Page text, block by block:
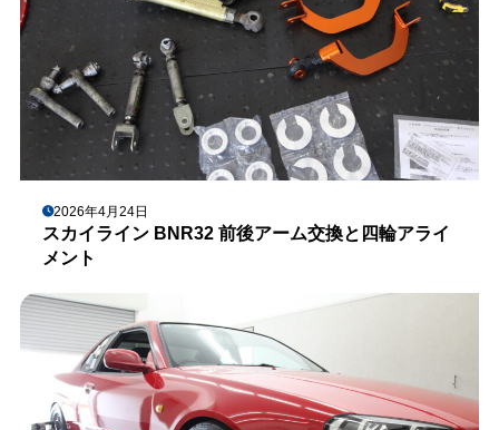
2026年4月24日
スカイライン BNR32 前後アーム交換と四輪アライ
メント